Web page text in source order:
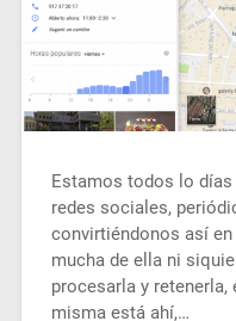
Estamos todos lo
redes sociales,
convirtiéndonos así
mucha de ella ni
procesarla y
misma está ahí,…